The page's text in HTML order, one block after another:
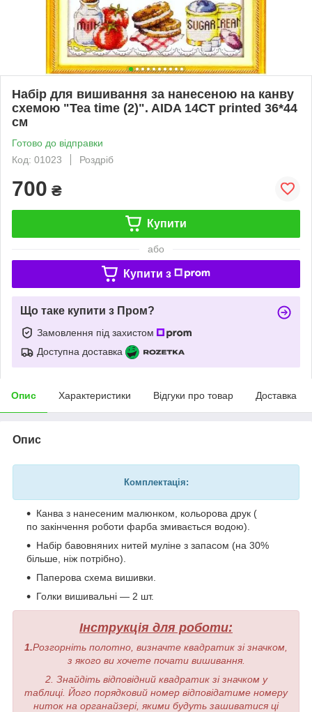
Набір для вишивання за нанесеною на канву
схемою "Tea time (2)". AIDA 14CT printed 36*44
см
Готово до відправки
Код: 01023
Роздріб
700 ₴
Купити
або
Купити з
Що таке купити з Пром?
Замовлення під захистом
Доступна доставка
Опис Характеристики Відгуки про товар Доставка
Опис
Комплектація:
Канва з нанесеним малюнком, кольорова друк (
по закінчення роботи фарба змивається водою).
Набір бавовняних нитей муліне з запасом (на 30%
більше, ніж потрібно).
Паперова схема вишивки.
Голки вишивальні — 2 шт.
Інструкція для роботи:
1.Розгорніть полотно, визначте квадратик зі значком,
з якого ви хочете почати вишивання.
2. Знайдіть відповідний квадратик зі значком у
таблиці. Його порядковий номер відповідатиме номеру
ниток на органайзері, якими будуть зашиватися ці